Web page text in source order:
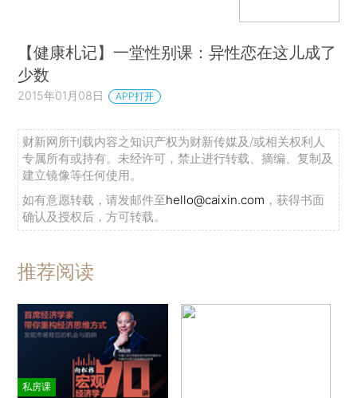
【健康札记】一堂性别课：异性恋在这儿成了
少数
2015年01月08日 APP打开
财新网所刊载内容之知识产权为财新传媒及/或相关权利人
专属所有或持有。未经许可，禁止进行转载、摘编、复制及
建立镜像等任何使用。
如有意愿转载，请发邮件至hello@caixin.com ，获得书面
确认及授权后，方可转载。
推荐阅读
私房课